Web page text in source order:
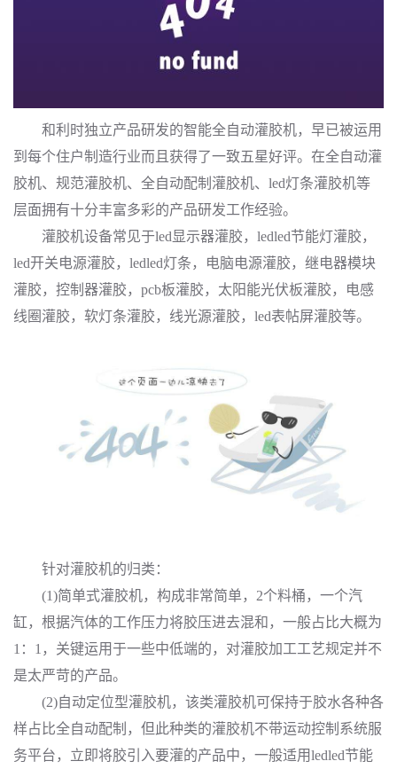
和利时独立产品研发的智能全自动灌胶机，早已被运用
到每个住户制造行业而且获得了一致五星好评。在全自动灌
胶机、规范灌胶机、全自动配制灌胶机、led灯条灌胶机等
层面拥有十分丰富多彩的产品研发工作经验。
灌胶机设备常见于led显示器灌胶，ledled节能灯灌胶，
led开关电源灌胶，ledled灯条，电脑电源灌胶，继电器模块
灌胶，控制器灌胶，pcb板灌胶，太阳能光伏板灌胶，电感
线圈灌胶，软灯条灌胶，线光源灌胶，led表帖屏灌胶等。
针对灌胶机的归类：
(1)简单式灌胶机，构成非常简单，2个料桶，一个汽
缸，根据汽体的工作压力将胶压进去混和，一般占比大概为
1：1，关键运用于一些中低端的，对灌胶加工工艺规定并不
是太严苛的产品。
(2)自动定位型灌胶机，该类灌胶机可保持于胶水各种各
样占比全自动配制，但此种类的灌胶机不带运动控制系统服
务平台，立即将胶引入要灌的产品中，一般适用ledled节能